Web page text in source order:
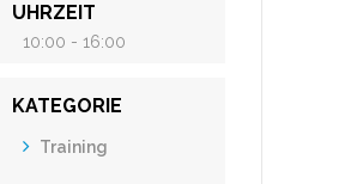
UHRZEIT
10:00 - 16:00
KATEGORIE
Training